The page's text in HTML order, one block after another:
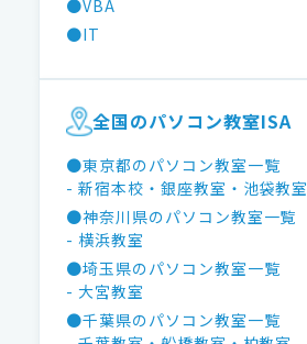
●VBA
●IT
全国のパソコン教室ISA
●東京都のパソコン教室一覧
- 新宿本校 ・銀座教室 ・池袋教室
●神奈川県のパソコン教室一覧
- 横浜教室
●埼玉県のパソコン教室一覧
- 大宮教室
●千葉県のパソコン教室一覧